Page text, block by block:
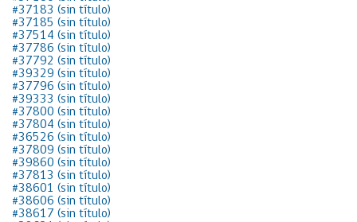
#37183 (sin título)
#37185 (sin título)
#37514 (sin título)
#37786 (sin título)
#37792 (sin título)
#39329 (sin título)
#37796 (sin título)
#39333 (sin título)
#37800 (sin título)
#37804 (sin título)
#36526 (sin título)
#37809 (sin título)
#39860 (sin título)
#37813 (sin título)
#38601 (sin título)
#38606 (sin título)
#38617 (sin título)